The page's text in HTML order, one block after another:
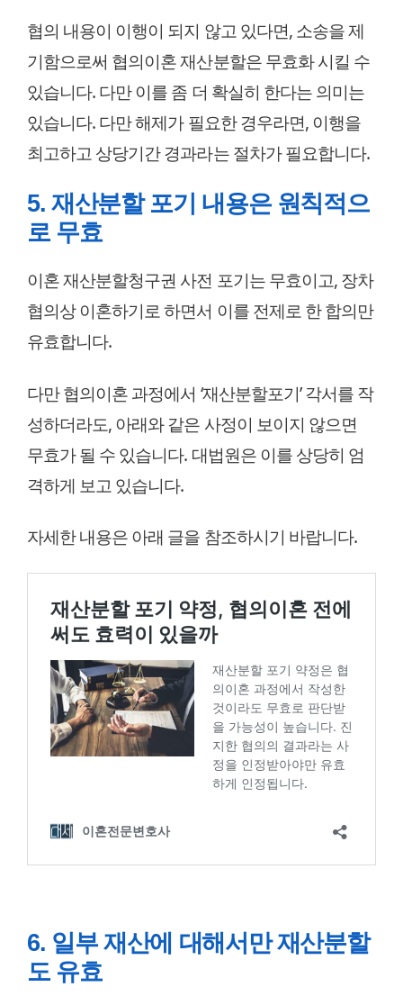
협의 내용이 이행이 되지 않고 있다면, 소송을 제
기함으로써 협의이혼 재산분할은 무효화 시킬 수
있습니다. 다만 이를 좀 더 확실히 한다는 의미는
있습니다. 다만 해제가 필요한 경우라면, 이행을
최고하고 상당기간 경과라는 절차가 필요합니다.
5. 재산분할 포기 내용은 원칙적으
로 무효
이혼 재산분할청구권 사전 포기는 무효이고, 장차
협의상 이혼하기로 하면서 이를 전제로 한 합의만
유효합니다.
다만 협의이혼 과정에서 ‘재산분할포기’ 각서를 작
성하더라도, 아래와 같은 사정이 보이지 않으면
무효가 될 수 있습니다. 대법원은 이를 상당히 엄
격하게 보고 있습니다.
자세한 내용은 아래 글을 참조하시기 바랍니다.
6. 일부 재산에 대해서만 재산분할
도 유효